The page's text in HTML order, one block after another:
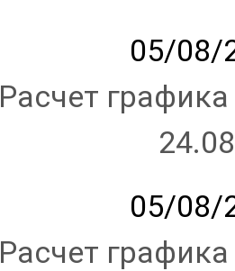
05/08/
Расчет
05/08/
Расчет